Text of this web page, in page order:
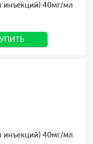
инъекций) 40мг/мл
инъекций) 40мг/мл